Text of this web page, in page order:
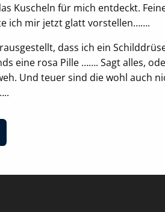
Kuscheln für mich entdeckt.
ich mir jetzt glatt vorstellen…….
dass ich ein
eine rosa Pille ……. Sagt alles,
Und teuer sind die wohl auch
ENID
bevorzugten